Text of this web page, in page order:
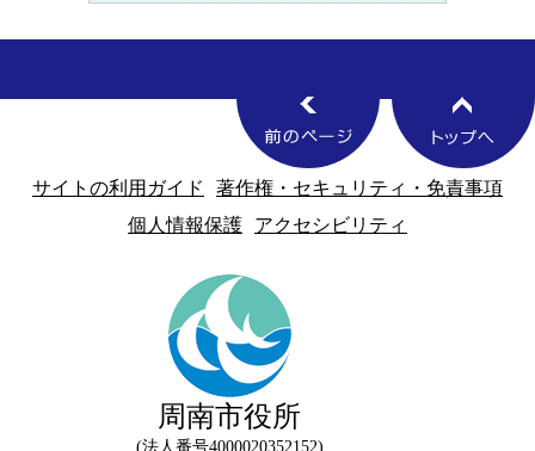
サイトの利用ガイド
著作権・セキュリティ・免責事項
個人情報保護
アクセシビリティ
周南市役所
法人番号4000020352152